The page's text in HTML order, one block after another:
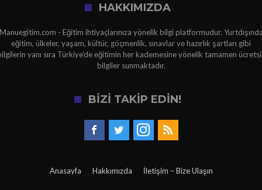
HAKKIMIZDA
- Eğitim ihtiyaçlarınıza yönelik bilgi platformudur.
eğitim, ülkeler, yaşam, kültür, göçmenlik, sınavlar ve hazırlık şartları gibi
yanı sıra Türkiye'de eğitimin her kademesine yönelik tamamen
bilgiler sunmaktadır.
BİZİ TAKİP EDİN!
Anasayfa Hakkımızda İletişim – Bize Ulaşın